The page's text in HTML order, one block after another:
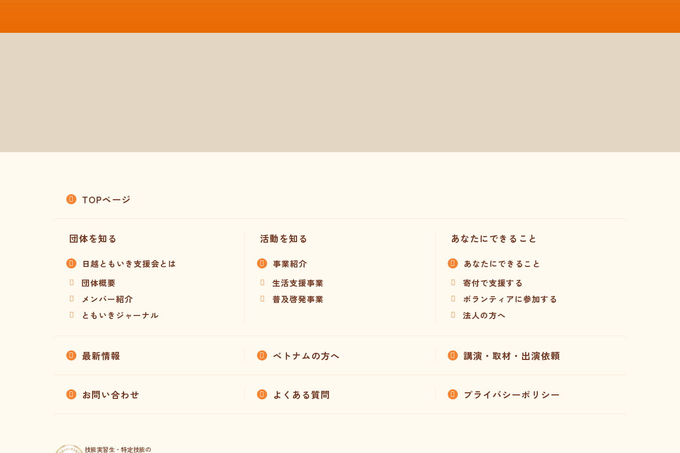
TOPページ
団体を知る
日越ともいき支援会とは
団体概要
メンバー紹介
ともいきジャーナル
活動を知る
事業紹介
生活支援事業
普及啓発事業
あなたにできること
あなたにできること
寄付で支援する
ボランティアに参加する
法人の方へ
最新情報 ベトナムの方へ 講演・取材・出演依頼
お問い合わせ よくある質問 プライバシーポリシー
技能実習生・特定技能の